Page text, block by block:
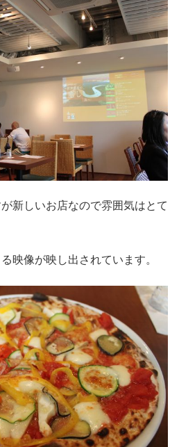
新しいお店なので雰囲気はとて
映像が映し出されています。